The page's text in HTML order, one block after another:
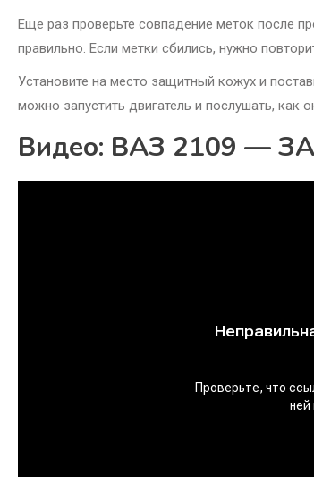
Еще раз проверьте совпадение меток после
правильно. Если метки сбились, нужно
Установите на место защитный кожух и
можно запустить двигатель и послушать, как
Видео: ВАЗ 2109 —